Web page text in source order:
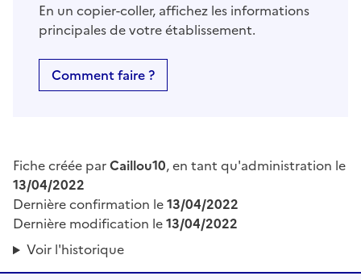
En un copier-coller, affichez les informations
principales de votre établissement.
Comment faire ?
Fiche créée parCaillou10, en tant qu'administration le
13/04/2022
Dernière confirmation le13/04/2022
Dernière modification le13/04/2022
Voir l'historique